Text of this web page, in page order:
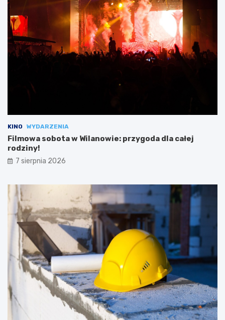
KINO WYDARZENIA
Filmowa sobota w Wilanowie: przygoda dla całej
rodziny!
7 sierpnia 2026